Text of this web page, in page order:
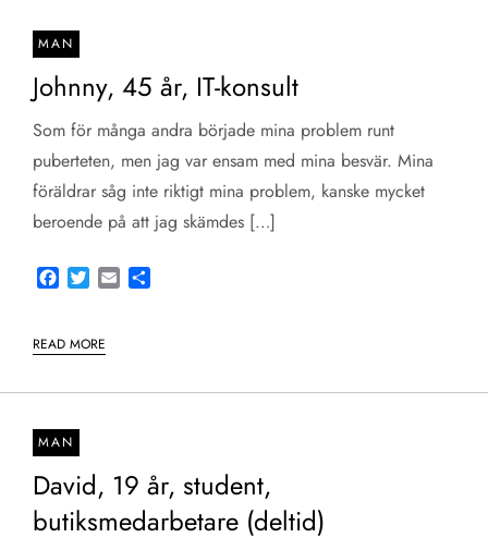
MAN
Johnny, 45 år, IT-konsult
Som för många andra började mina problem runt
puberteten, men jag var ensam med mina besvär. Mina
föräldrar såg inte riktigt mina problem, kanske mycket
beroende på att jag skämdes […]
Facebook
TwitterEmail
READ MORE
MAN
David, 19 år, student,
butiksmedarbetare (deltid)